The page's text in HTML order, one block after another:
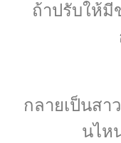
ถ้าปรับให้มี
กลายเป็นสา
นไห